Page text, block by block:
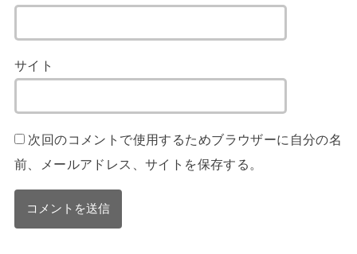
サイト
次回のコメントで使用するためブラウザーに自分の名
前、メールアドレス、サイトを保存する。